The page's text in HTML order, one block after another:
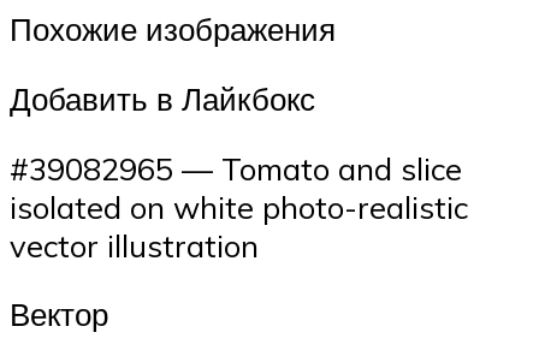
Похожие изображения
Добавить в Лайкбокс
#39082965 — Tomato and slice
isolated on white photo-realistic
vector illustration
Вектор